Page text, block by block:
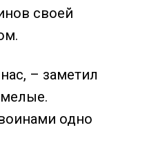
своей
– заметил
одно